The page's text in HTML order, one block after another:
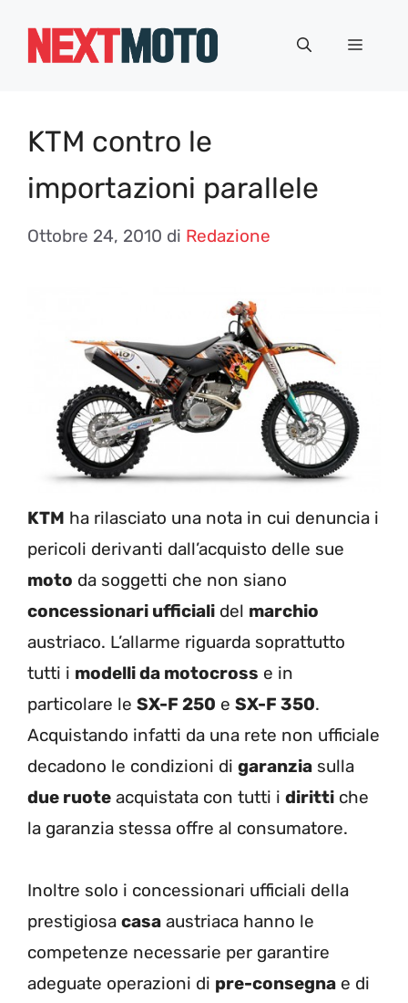
Menu
KTM contro le
importazioni parallele
Ottobre 24, 2010 di Redazione
KTM ha rilasciato una nota in cui denuncia i
pericoli derivanti dall’acquisto delle sue
moto da soggetti che non siano
concessionari ufficiali del marchio
austriaco. L’allarme riguarda soprattutto
tutti i modelli da motocross e in
particolare le SX-F 250 e SX-F 350.
Acquistando infatti da una rete non ufficiale
decadono le condizioni di garanzia sulla
due ruote acquistata con tutti i diritti che
la garanzia stessa offre al consumatore.
Inoltre solo i concessionari ufficiali della
prestigiosa casa austriaca hanno le
competenze necessarie per garantire
adeguate operazioni di pre-consegna e di